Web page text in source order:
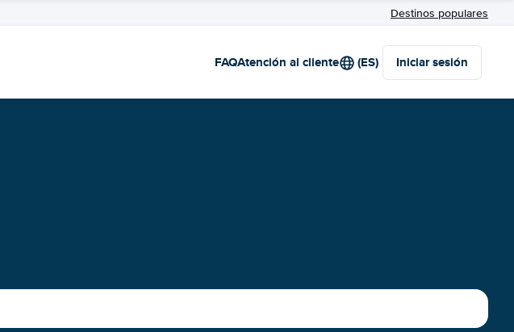
Destinos populares
FAQAtención al cliente (ES) Iniciar sesión